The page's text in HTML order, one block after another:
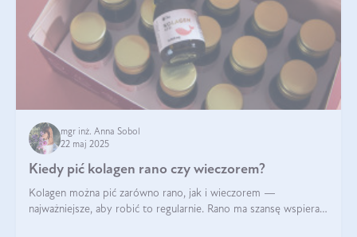
mgr inż. Anna Sobol
22 maj 2025
Kiedy pić kolagen rano czy wieczorem?
Kolagen można pić zarówno rano, jak i wieczorem —
najważniejsze, aby robić to regularnie. Rano ma szansę wspierać